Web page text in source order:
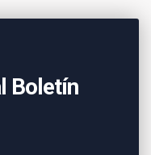
Boletín